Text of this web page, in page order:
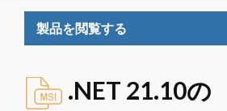
製品を閲覧する
.NET 21.10の